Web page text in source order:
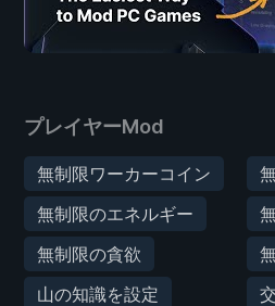
プレイヤーMod
無制限ワーカーコイン
無制限のエネルギー
無制限の貪欲
山の知識を設定